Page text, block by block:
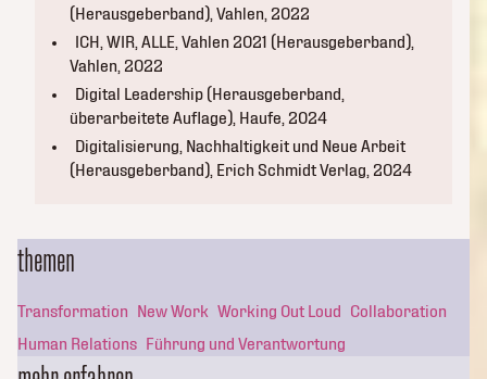
(Herausgeberband), Vahlen, 2022
ICH, WIR, ALLE, Vahlen 2021 (Herausgeberband),
Vahlen, 2022
Digital Leadership (Herausgeberband,
überarbeitete Auflage), Haufe, 2024
Digitalisierung, Nachhaltigkeit und Neue Arbeit
(Herausgeberband), Erich Schmidt Verlag, 2024
themen
Transformation New Work Working Out Loud
Collaboration
Human Relations
Führung und Verantwortung